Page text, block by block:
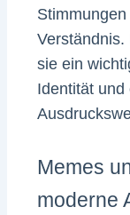
Verständnis.
sie ein
Identität
Memes
moderne